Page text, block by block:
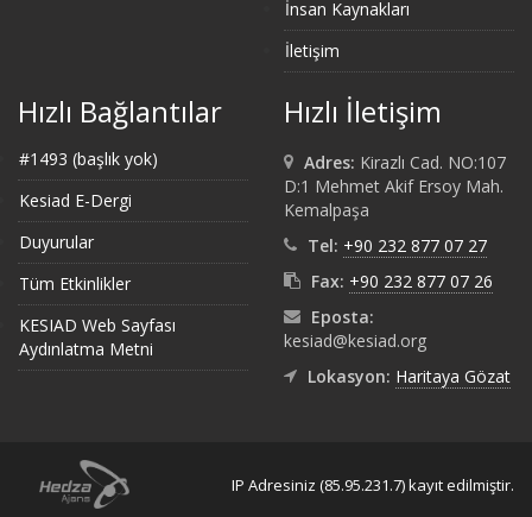
İnsan Kaynakları
İletişim
Hızlı Bağlantılar
#1493 (başlık yok)
Kesiad E-Dergi
Duyurular
Tüm Etkinlikler
KESIAD Web Sayfası
Aydınlatma Metni
Hızlı İletişim
Adres: Kirazlı Cad. NO:107
D:1 Mehmet Akif Ersoy Mah.
Kemalpaşa
Tel: +90 232 877 07 27
Fax: +90 232 877 07 26
Eposta:
kesiad@kesiad.org
Lokasyon: Haritaya Gözat
IP Adresiniz (85.95.231.7) kayıt edilmiştir.